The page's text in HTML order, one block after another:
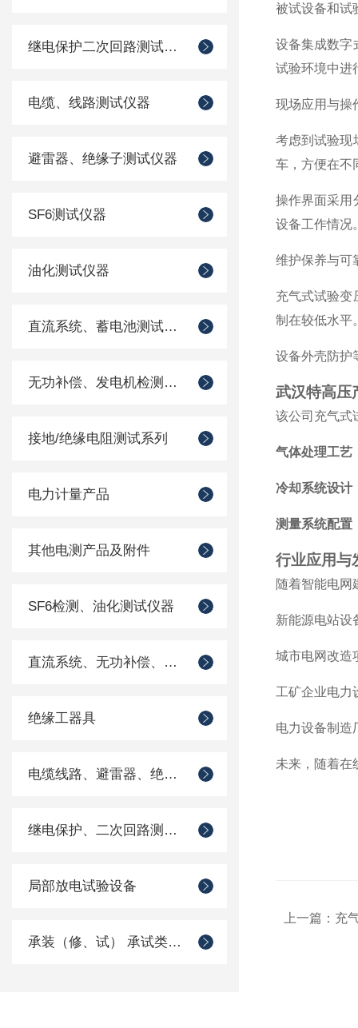
继电保护二次回路测试仪器
电缆、线路测试仪器
避雷器、绝缘子测试仪器
SF6测试仪器
油化测试仪器
直流系统、蓄电池测试仪器
无功补偿、发电机检测仪器
接地/绝缘电阻测试系列
电力计量产品
其他电测产品及附件
SF6检测、油化测试仪器
直流系统、无功补偿、电池电机检测仪器
绝缘工器具
电缆线路、避雷器、绝缘子测试仪器
继电保护、二次回路测试仪器
局部放电试验设备
承装（修、试） 承试类仪器
被试设备和试
设备集成数字
试验环境中进
现场应用与操
考虑到试验现
车，方便在不
操作界面采用
设备工作情况
维护保养与可
充气式试验变
制在较低水平
设备外壳防护
武汉特高压
该公司充气式
气体处理工艺
冷却系统设计
测量系统配置
行业应用与
随着智能电网
新能源电站设
城市电网改造
工矿企业电力
电力设备制造
未来，随着在
上一篇： 充气